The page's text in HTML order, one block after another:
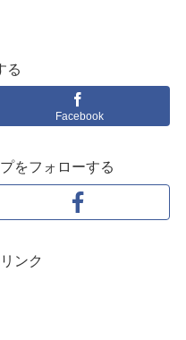
る
Facebook
をフォローする
ンク